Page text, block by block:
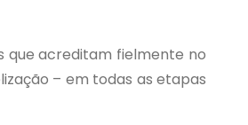
que acreditam fielmente no
– em todas as etapas